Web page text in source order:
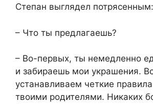
Степан выглядел потрясенным:
– Что ты предлагаешь?
– Во-первых, ты немедленно
и забираешь мои украшения.
устанавливаем четкие
твоими родителями. Никаких